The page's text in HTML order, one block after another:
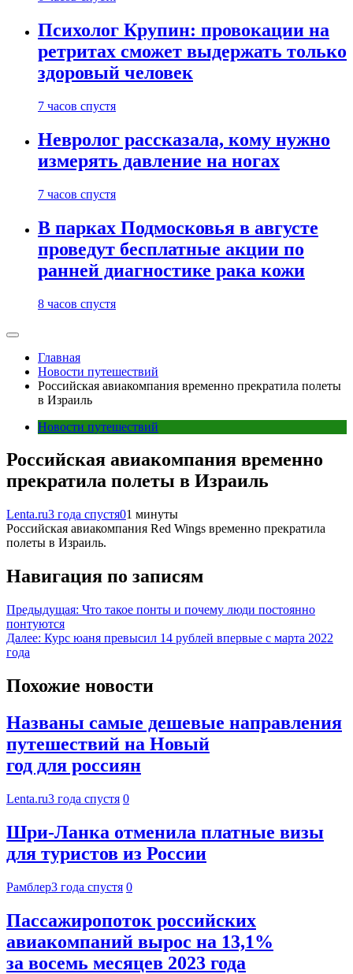
Психолог Крупин: провокации на
ретритах сможет выдержать только
здоровый человек
7 часов спустя
Невролог рассказала, кому нужно
измерять давление на ногах
7 часов спустя
В парках Подмосковья в августе
проведут бесплатные акции по
ранней диагностике рака кожи
8 часов спустя
Главная
Новости путешествий
Российская авиакомпания временно прекратила полеты
в Израиль
Новости путешествий
Российская авиакомпания временно
прекратила полеты в Израиль
Lenta.ru3 года спустя01 минуты
Российская авиакомпания Red Wings временно прекратила
полеты в Израиль.
Навигация по записям
Предыдущая: Что такое понты и почему люди постоянно
понтуются
Далее: Курс юаня превысил 14 рублей впервые с марта 2022
года
Похожие новости
Названы самые дешевые направления
путешествий на Новый
год для россиян
Lenta.ru3 года спустя 0
Шри-Ланка отменила платные визы
для туристов из России
Рамблер3 года спустя 0
Пассажиропоток российских
авиакомпаний вырос на 13,1%
за восемь месяцев 2023 года